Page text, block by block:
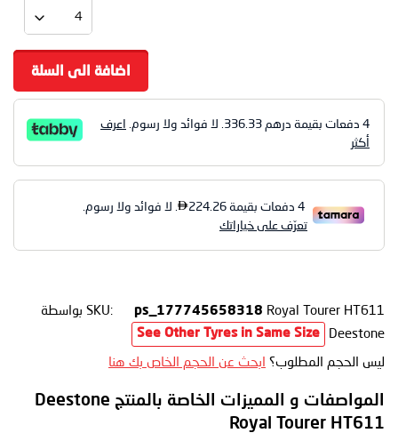
اضافة الى السلة
4 دفعات بقيمة درهم 336.33 . لا فوائد ولا رسوم. اعرف
أكثر
SKU: ps_177745658318 Royal Tourer HT611
بواسطة
Deestone
See Other Tyres in Same Size
ليس الحجم المطلوب؟ ابحث عن الحجم الخاص بك هنا
المواصفات و المميزات الخاصة بالمنتج Deestone
Royal Tourer HT611